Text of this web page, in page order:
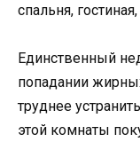
спальня,
Единственный
попадании
труднее
этой комнаты